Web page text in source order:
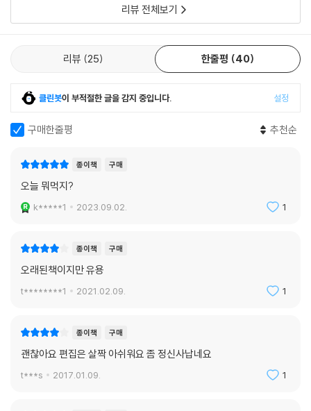
감바스알아히요 [대가 : 알렉스]
에그인헬
새우크림파스타(나래빠스타)
삼바피자
GLOBAL 6 _ 디저트
황도판나코타
스푸만테젤리 [대가 : 유민주]
피넛브리틀
EPILOGUE
리뷰 전체보기
리뷰 25 한줄평 40
클린봇이 부적절한 글을 감지 중입니다. 설정
구매한줄평 추천순
종이책 구매
오늘 뭐먹지?
k*****1 2023.09.02. 1
종이책 구매
오래된책이지만 유용
t********1 2021.02.09. 1
종이책 구매
괜찮아요 편집은 살짝 아쉬워요 좀 정신사납네요
t***s 2017.01.09. 1